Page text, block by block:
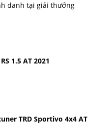
danh tại giải thưởng
1.5 AT 2021
TRD Sportivo 4x4 AT